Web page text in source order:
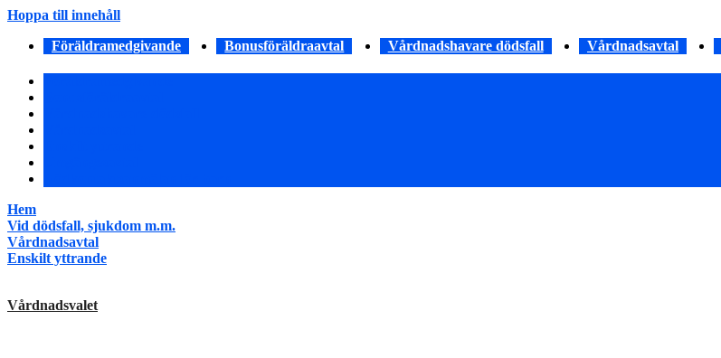
Hoppa till innehåll
Föräldramedgivande
Bonusföräldraavtal Vårdnadshavare dödsfall Vårdnadsavtal
Hem
Vid dödsfall, sjukdom m.m.
Vårdnadsavtal
Enskilt yttrande
Vårdnadsvalet